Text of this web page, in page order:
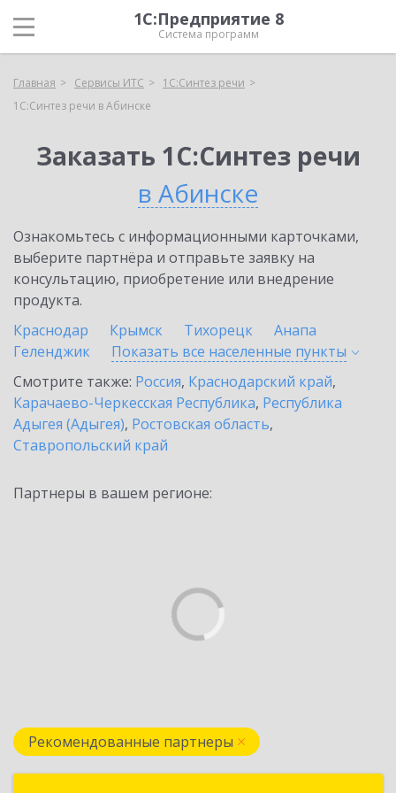
1С:Предприятие 8
Система программ
Главная Сервисы ИТС
1С:Синтез речи
1С:Синтез речи в Абинске
Заказать 1С:Синтез речи
в Абинске
Ознакомьтесь с информационными карточками,
выберите партнёра и отправьте заявку на
консультацию, приобретение или внедрение
продукта.
Краснодар
Крымск Тихорецк
Анапа
Геленджик
Показать все населенные пункты
Смотрите также: Россия, Краснодарский край,
Карачаево-Черкесская Республика, Республика
Адыгея (Адыгея), Ростовская область,
Ставропольский край
Партнеры в вашем регионе:
Рекомендованные партнеры